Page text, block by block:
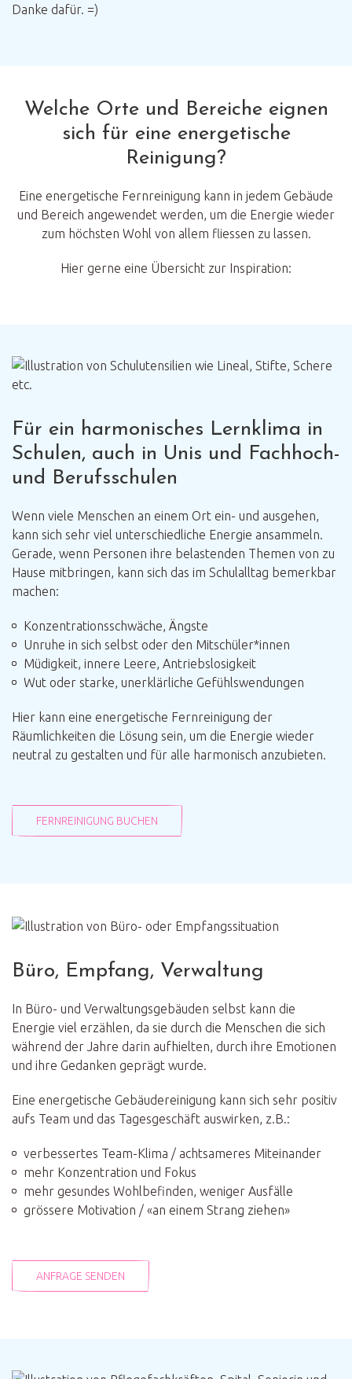
Danke dafür. =)
Welche Orte und Bereiche eignen
sich für eine energetische
Reinigung?
Eine energetische Fernreinigung kann in jedem Gebäude
und Bereich angewendet werden, um die Energie wieder
zum höchsten Wohl von allem fliessen zu lassen.
Hier gerne eine Übersicht zur Inspiration:
Für ein harmonisches Lernklima in
Schulen, auch in Unis und Fachhoch-
und Berufsschulen
Wenn viele Menschen an einem Ort ein- und ausgehen,
kann sich sehr viel unterschiedliche Energie ansammeln.
Gerade, wenn Personen ihre belastenden Themen von zu
Hause mitbringen, kann sich das im Schulalltag bemerkbar
machen:
Konzentrationsschwäche, Ängste
Unruhe in sich selbst oder den Mitschüler*innen
Müdigkeit, innere Leere, Antriebslosigkeit
Wut oder starke, unerklärliche Gefühlswendungen
Hier kann eine energetische Fernreinigung der
Räumlichkeiten die Lösung sein, um die Energie wieder
neutral zu gestalten und für alle harmonisch anzubieten.
FERNREINIGUNG BUCHEN
Büro, Empfang, Verwaltung
In Büro- und Verwaltungsgebäuden selbst kann die
Energie viel erzählen, da sie durch die Menschen die sich
während der Jahre darin aufhielten, durch ihre Emotionen
und ihre Gedanken geprägt wurde.
Eine energetische Gebäudereinigung kann sich sehr positiv
aufs Team und das Tagesgeschäft auswirken, z.B.:
verbessertes Team-Klima / achtsameres Miteinander
mehr Konzentration und Fokus
mehr gesundes Wohlbefinden, weniger Ausfälle
grössere Motivation / «an einem Strang ziehen»
ANFRAGE SENDEN